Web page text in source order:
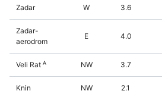
Zadar W 3.6
Zadar-
aerodrom
E 4.0
Veli Rat A NW 3.7
Knin NW 2.1